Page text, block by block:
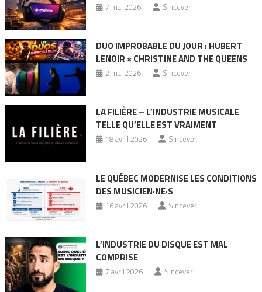
7 mai 2026 Sincever
DUO IMPROBABLE DU JOUR : HUBERT
LENOIR × CHRISTINE AND THE QUEENS
2 mai 2026 Sincever
LA FILIÈRE – L’INDUSTRIE MUSICALE
TELLE QU’ELLE EST VRAIMENT
18 avril 2026 Sincever
LE QUÉBEC MODERNISE LES CONDITIONS
DES MUSICIEN·NE·S
16 avril 2026 Sincever
L’INDUSTRIE DU DISQUE EST MAL
COMPRISE
7 avril 2026 Sincever